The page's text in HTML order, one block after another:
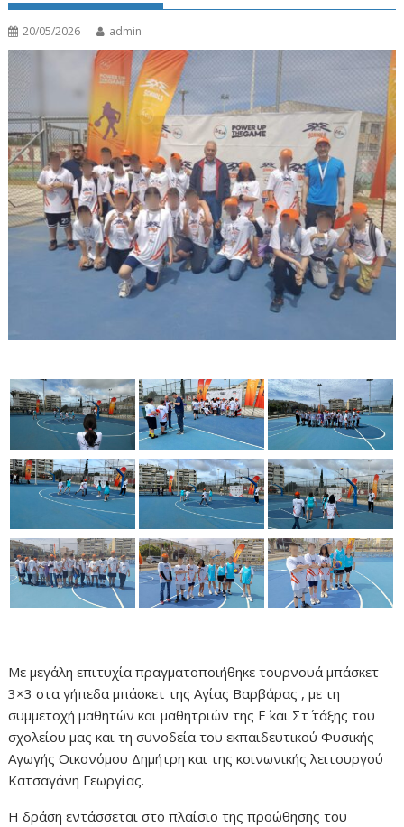
20/05/2026 admin
Με μεγάλη επιτυχία πραγματοποιήθηκε τουρνουά μπάσκετ
3×3 στα γήπεδα μπάσκετ της Αγίας Βαρβάρας , με τη
συμμετοχή μαθητών και μαθητριών της Ε΄ και Στ΄ τάξης του
σχολείου μας και τη συνοδεία του εκπαιδευτικού Φυσικής
Αγωγής Οικονόμου Δημήτρη και της κοινωνικής λειτουργού
Κατσαγάνη Γεωργίας.
Η δράση εντάσσεται στο πλαίσιο της προώθησης του